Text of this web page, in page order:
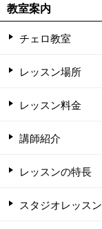
教室案内
チェロ教室
レッスン場所
レッスン料金
講師紹介
レッスンの特長
スタジオレッスン